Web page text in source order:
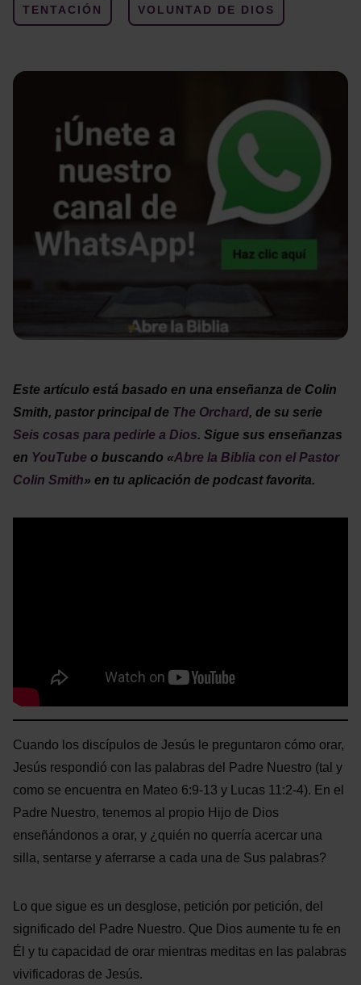
TENTACIÓN VOLUNTAD DE DIOS
Este artículo está basado en una enseñanza de Colin
Smith, pastor principal de The Orchard, de su serie
Seis cosas para pedirle a Dios. Sigue sus enseñanzas
en YouTube o buscando «Abre la Biblia con el Pastor
Colin Smith» en tu aplicación de podcast favorita.
Cuando los discípulos de Jesús le preguntaron cómo orar,
Jesús respondió con las palabras del Padre Nuestro (tal y
como se encuentra en Mateo 6:9-13 y Lucas 11:2-4). En el
Padre Nuestro, tenemos al propio Hijo de Dios
enseñándonos a orar, y ¿quién no querría acercar una
silla, sentarse y aferrarse a cada una de Sus palabras?
Lo que sigue es un desglose, petición por petición, del
significado del Padre Nuestro. Que Dios aumente tu fe en
Él y tu capacidad de orar mientras meditas en las palabras
vivificadoras de Jesús.